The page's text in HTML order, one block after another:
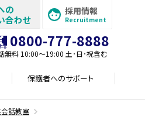
の
合わせ
採用情報
Recruitment
0800-777-8888
無料 10:00〜19:00 土･日･祝含む
保護者へのサポート
話教室